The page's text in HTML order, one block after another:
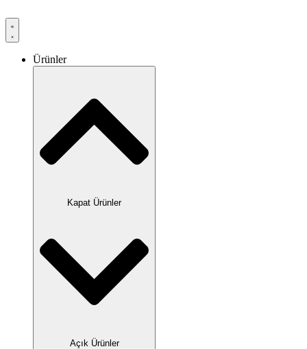
Ürünler
Kapat Ürünler
Açık Ürünler